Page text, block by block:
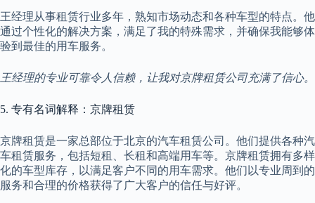
王经理从事租赁行业多年，熟知市场动态和各种车型的特点。他
通过个性化的解决方案，满足了我的特殊需求，并确保我能够体
验到最佳的用车服务。
王经理的专业可靠令人信赖，让我对京牌租赁公司充满了信心。
5. 专有名词解释：京牌租赁
京牌租赁是一家总部位于北京的汽车租赁公司。他们提供各种汽
车租赁服务，包括短租、长租和高端用车等。京牌租赁拥有多样
化的车型库存，以满足客户不同的用车需求。他们以专业周到的
服务和合理的价格获得了广大客户的信任与好评。